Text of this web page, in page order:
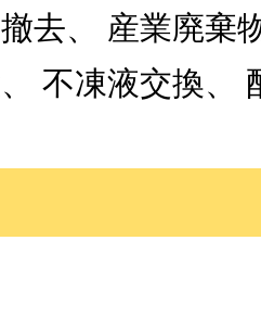
去、 産業廃棄
不凍液交換、